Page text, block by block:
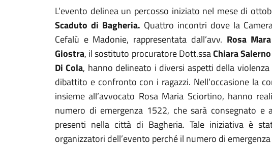
L’evento delinea un percosso iniziato nel mese di
Scaduto di Bagheria. Quattro incontri dove la
Cefalù e Madonie, rappresentata dall’avv. Rosa
Giostra, il sostituto procuratore Dott.ssaChiara
Di Cola, hanno delineato i diversi aspetti della
dibattito e confronto con i ragazzi. Nell’occasione la
insieme all’avvocato Rosa Maria Sciortino, hanno
numero di emergenza 1522, che sarà consegnato e
presenti nella città di Bagheria. Tale iniziativa è
organizzatori dell’evento perché il numero di emergenza